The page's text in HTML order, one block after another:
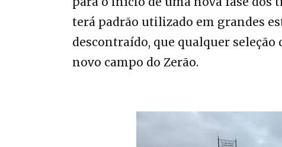
terá padrão utilizado em grandes
descontraído, que qualquer
novo campo do Zerão.